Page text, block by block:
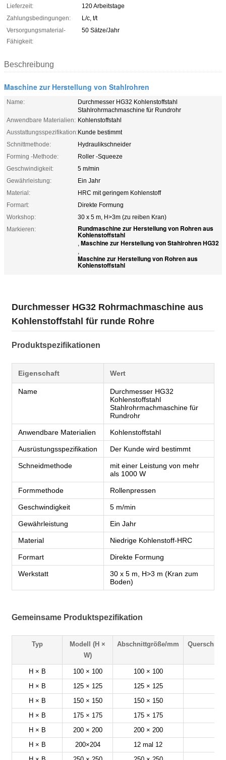
Lieferzeit:
120 Arbeitstage
Zahlungsbedingungen:
L/c, t/t
Versorgungsmaterial-
Fähigkeit:
50 Sätze/Jahr
Beschreibung
Maschine zur Herstellung von Stahlrohren
Name:
Durchmesser HG32 Kohlenstoffstahl
Stahlrohrmachmaschine für Rundrohr
Anwendbare Materialien: Kohlenstoffstahl
Ausstattungsspezifikation:Kunde bestimmt
Schnittmethode:
Hydraulikschneider
Forming -Methode:
Roller -Squeeze
Geschwindigkeit:
5 m/min
Gewährleistung:
Ein Jahr
Material:
HRC mit geringem Kohlenstoff
Formart:
Direkte Formung
Workshop:
30 x 5 m, H>3m (zu reiben Kran)
Markieren:
Rundmaschine zur Herstellung von Rohren aus
Kohlenstoffstahl
, Maschine zur Herstellung von Stahlrohren HG32
,
Maschine zur Herstellung von Rohren aus
Kohlenstoffstahl
Durchmesser HG32 Rohrmachmaschine aus
Kohlenstoffstahl für runde Rohre
Produktspezifikationen
Eigenschaft Wert
Name
Durchmesser HG32
Kohlenstoffstahl
Stahlrohrmachmaschine für
Rundrohr
Anwendbare Materialien Kohlenstoffstahl
Ausrüstungsspezifikation Der Kunde wird bestimmt
Schneidmethode
mit einer Leistung von mehr
als 1000 W
Formmethode Rollenpressen
Geschwindigkeit 5 m/min
Gewährleistung Ein Jahr
Material Niedrige Kohlenstoff-HRC
Formart Direkte Formung
Werkstatt
30 x 5 m, H>3 m (Kran zum
Boden)
Gemeinsame Produktspezifikation
Typ
Modell (H ×
W)
Abschnittgröße/mm
H × B 100 × 100 100 × 100
H × B
125 × 125 125 × 125
H × B
150 × 150 150 × 150
H × B
175 × 175 175 × 175
H × B
200 × 200 200 × 200
H × B
200×204 12 mal 12